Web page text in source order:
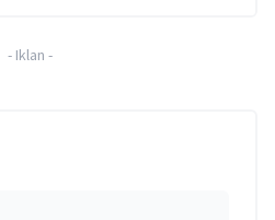
- Iklan -